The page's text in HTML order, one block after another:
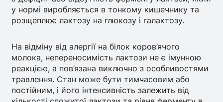
у нормі виробляється в тонкому кишечнику та
розщеплює лактозу на глюкозу і галактозу.
На відміну від алергії на білок коров’ячого
молока, непереносимість лактози не є імунною
реакцією, а пов’язана виключно з особливостями
травлення. Стан може бути тимчасовим або
постійним, і його інтенсивність залежить від